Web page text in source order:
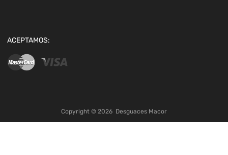
ACEPTAMOS:
Copyright © 2026 Desguaces Macor